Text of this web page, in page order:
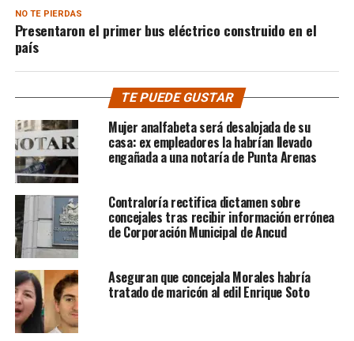
NO TE PIERDAS
Presentaron el primer bus eléctrico construido en el
país
TE PUEDE GUSTAR
Mujer analfabeta será desalojada de su
casa: ex empleadores la habrían llevado
engañada a una notaría de Punta Arenas
Contraloría rectifica dictamen sobre
concejales tras recibir información errónea
de Corporación Municipal de Ancud
Aseguran que concejala Morales habría
tratado de maricón al edil Enrique Soto